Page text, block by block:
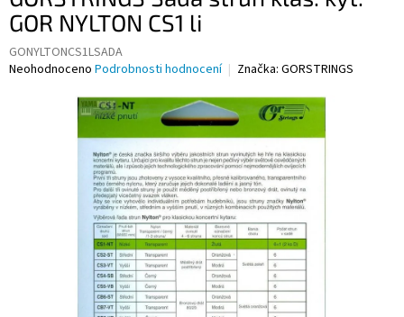
GOR NYLTON CS1 li
GONYLTONCS1LSADA
Průměrné
Neohodnoceno Podrobnosti hodnocení Značka: GORSTRINGS